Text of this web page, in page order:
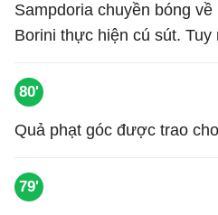
Sampdoria chuyền bóng
Borini thực hiện cú sút.
80'
Quả phạt góc được trao
79'